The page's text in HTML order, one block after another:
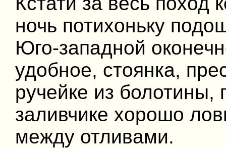
ночь потихоньку
Юго-западной
удобное, стоянка,
ручейке из болотины,
заливчике хорошо
между отливами.